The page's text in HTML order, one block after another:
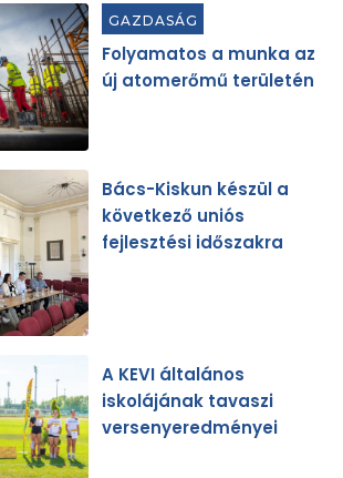
GAZDASÁG
Folyamatos a munka az
új atomerőmű területén
Bács-Kiskun készül a
következő uniós
fejlesztési időszakra
A KEVI általános
iskolájának tavaszi
versenyeredményei